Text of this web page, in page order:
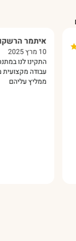
איתמר הרשקו
10 מרץ 2025
התקינו לנו
עבודה מקצועית
ממליץ עליהם